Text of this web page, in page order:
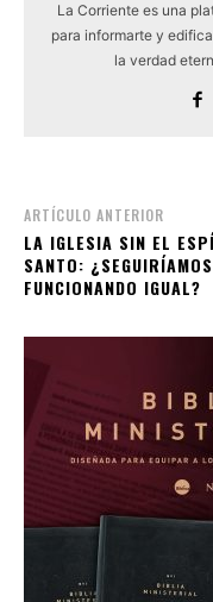
La Corriente es una
para informarte y
la verdad
ARTÍCULO ANTERIOR
LA IGLESIA SIN EL
SANTO: ¿SEGUIRÍAMOS
FUNCIONANDO IGUAL?